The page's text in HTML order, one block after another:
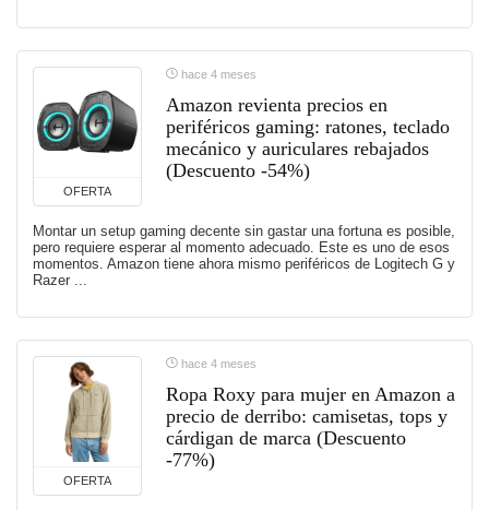
OFERTA
hace 4 meses
Amazon revienta precios en
periféricos gaming: ratones, teclado
mecánico y auriculares rebajados
(Descuento -54%)
Montar un setup gaming decente sin gastar una fortuna es posible,
pero requiere esperar al momento adecuado. Este es uno de esos
momentos. Amazon tiene ahora mismo periféricos de Logitech G y
Razer ...
OFERTA
hace 4 meses
Ropa Roxy para mujer en Amazon a
precio de derribo: camisetas, tops y
cárdigan de marca (Descuento
-77%)